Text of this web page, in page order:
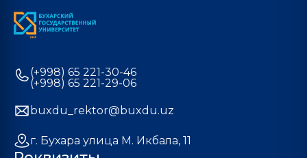
(+998) 65 221-30-46
(+998) 65 221-29-06
buxdu_rektor@buxdu.uz
г. Бухара улица М. Икбала, 11